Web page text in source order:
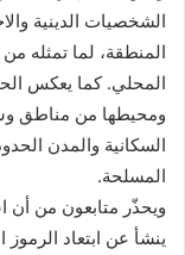
الشخصيات الدينية
المنطقة، لما تمثله
المحلي. كما يعكس
ومحيطها من مناطق
السكانية والمدن
المسلحة.
ويحذّر متابعون من أن
ينشأ عن ابتعاد